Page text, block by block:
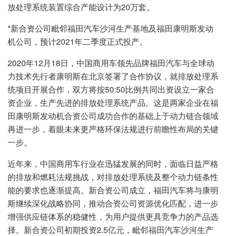
放处理系统装置综合产能设计为20万套。
*新合资公司毗邻福田汽车沙河生产基地及福田康明斯发动
机公司，预计2021年二季度正式投产。
2020年12月18日，中国商用车领先品牌福田汽车与全球动
力技术先行者康明斯在北京签署了合作协议，就排放处理系
统项目开展合作，双方将按50:50比例共同出资设立一家合
资企业，生产先进的排放处理系统产品。这是两家企业在福
田康明斯发动机合资公司成功合作的基础上于动力链合领域
再进一步，着眼未来更严格环保法规进行前瞻性布局的关键
一步。
近年来，中国商用车行业在迅猛发展的同时，面临日益严格
的排放和燃耗法规挑战，对排放处理系统及整个动力链条性
能的要求也逐渐提高。新合资公司成立，福田汽车将与康明
斯继续深化战略协同，推动合资公司资源优化匹配，进一步
增强供应链体系的稳健性，为用户提供更具竞争力的产品选
择。新合资公司初期投资2.5亿元，毗邻福田汽车沙河生产